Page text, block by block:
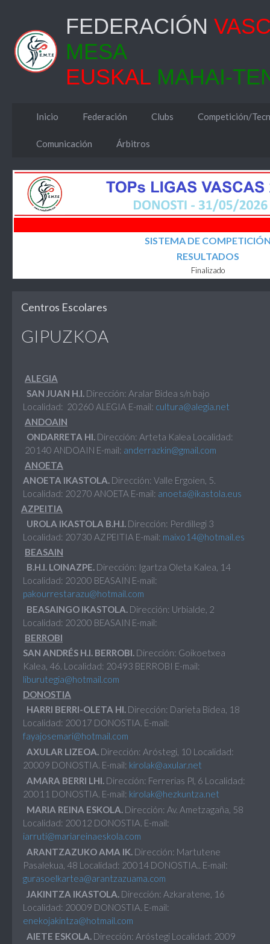
FEDERACIÓN
MESA
EUSKAL MAHAI-
Inicio Federación Clubs Competición/
Comunicación Árbitros
SISTEMA DE
RESULTADOS
Finalizado
Centros Escolares
GIPUZKOA
ALEGIA
SAN JUAN H.I. Dirección: Aralar Bidea s/n bajo
Localidad: 20260 ALEGIA E-mail: cultura@alegia.net
ANDOAIN
ONDARRETA HI. Dirección: Arteta Kalea Localidad:
20140 ANDOAIN E-mail: anderrazkin@gmail.com
ANOETA
ANOETA IKASTOLA. Dirección: Valle Ergoien, 5.
Localidad: 20270 ANOETA E-mail: anoeta@ikastola.eus
AZPEITIA
UROLA IKASTOLA B.H.I. Dirección: Perdillegi 3
Localidad: 20730 AZPEITIA E-mail: maixo14@hotmail.es
BEASAIN
B.H.I. LOINAZPE. Dirección: Igartza Oleta Kalea, 14
Localidad: 20200 BEASAIN E-mail:
pakourrestarazu@hotmail.com
BEASAINGO IKASTOLA. Dirección: Urbialde, 2
Localidad: 20200 BEASAIN E-mail:
BERROBI
SAN ANDRÉS H.I. BERROBI. Dirección: Goikoetxea
Kalea, 46. Localidad: 20493 BERROBI E-mail:
liburutegia@hotmail.com
DONOSTIA
HARRI BERRI-OLETA HI. Dirección: Darieta Bidea, 18
Localidad: 20017 DONOSTIA. E-mail:
fayajosemari@hotmail.com
AXULAR LIZEOA. Dirección: Aróstegi, 10 Localidad:
20009 DONOSTIA. E-mail: kirolak@axular.net
AMARA BERRI LHI. Dirección: Ferrerias Pl, 6 Localidad:
20011 DONOSTIA. E-mail: kirolak@hezkuntza.net
MARIA REINA ESKOLA. Dirección: Av. Ametzagaña, 58
Localidad: 20012 DONOSTIA. E-mail:
iarruti@mariareinaeskola.com
ARANTZAZUKO AMA IK. Dirección: Martutene
Pasalekua, 48 Localidad: 20014 DONOSTIA.. E-mail:
gurasoelkartea@arantzazuama.com
JAKINTZA IKASTOLA. Dirección: Azkaratene, 16
Localidad: 20009 DONOSTIA. E-mail:
enekojakintza@hotmail.com
AIETE ESKOLA. Dirección: Aróstegi Localidad: 2009